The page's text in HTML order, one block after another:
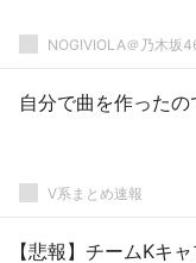
NOGIVIOLA＠乃木坂
自分で曲を作った
V系まとめ速報
【悲報】チームKキ